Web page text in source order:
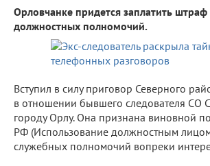
Орловчанке придется заплатить
должностных полномочий.
Вступил в силу приговор Северного
в отношении бывшего следователя СО
городу Орлу. Она признана виновной
РФ (Использование должностным
служебных полномочий вопреки